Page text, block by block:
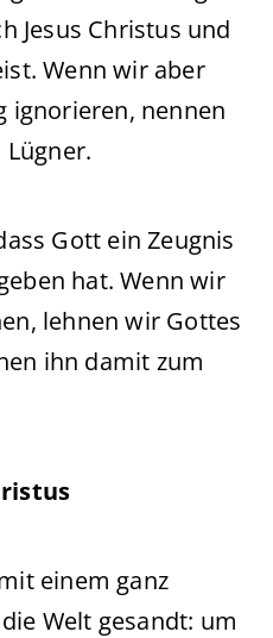
Jesus Christus und
Wenn wir aber
ignorieren, nennen
Gott ein Zeugnis
hat. Wenn wir
lehnen wir Gottes
ihn damit zum
einem ganz
Welt gesandt: um